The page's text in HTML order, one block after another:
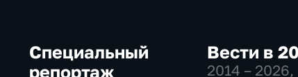
Специальный
репортаж
Вести в
2014 – 2026,